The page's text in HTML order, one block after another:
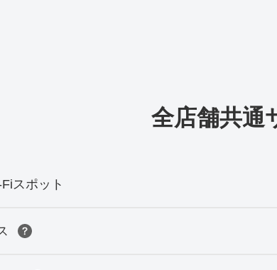
全店舗共通
スポット